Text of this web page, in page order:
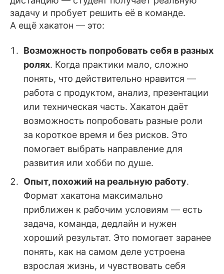
задачу и пробует решить её в команде.
А ещё хакатон — это:
Возможность попробовать себя в разных
ролях. Когда практики мало, сложно
понять, что действительно нравится —
работа с продуктом, анализ, презентации
или техническая часть. Хакатон даёт
возможность попробовать разные роли
за короткое время и без рисков. Это
помогает выбрать направление для
развития или хобби по душе.
Опыт, похожий на реальную работу.
Формат хакатона максимально
приближен к рабочим условиям — есть
задача, команда, дедлайн и нужен
хороший результат. Это помогает заранее
понять, как на самом деле устроена
взрослая жизнь, и чувствовать себя